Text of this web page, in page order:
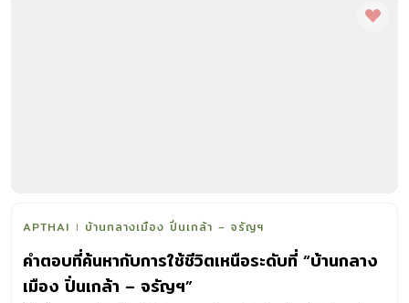
APTHAI บ้านกลางเมือง ปิ่นเกล้า – จรัญฯ
คำตอบที่ค้นหากับการใช้ชีวิตเหนือระดับที่ “บ้านกลาง
เมือง ปิ่นเกล้า – จรัญฯ”